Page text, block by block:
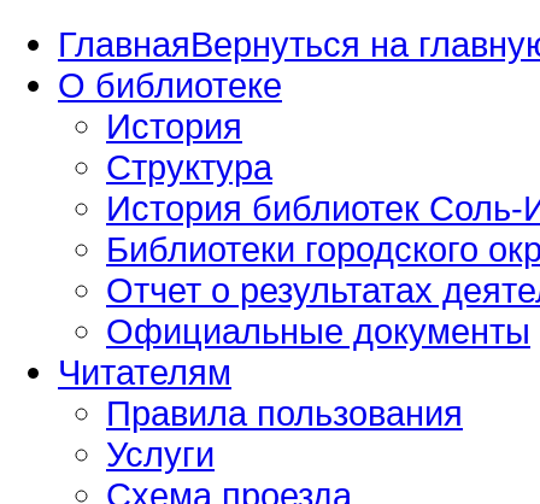
ГлавнаяВернуться на
О библиотеке
История
Структура
История библиотек Соль-
Библиотеки городского
Отчет о результатах
Официальные документы
Читателям
Правила пользования
Услуги
Схема проезда